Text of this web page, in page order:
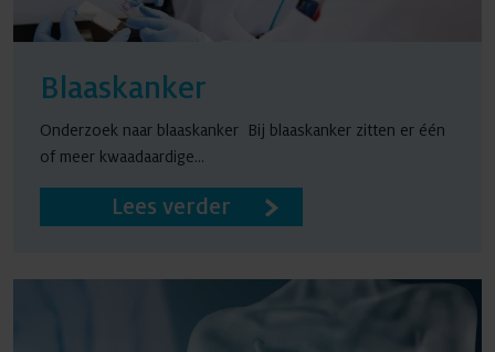
Blaaskanker
Onderzoek naar blaaskanker Bij blaaskanker zitten er één
of meer kwaadaardige...
Lees verder